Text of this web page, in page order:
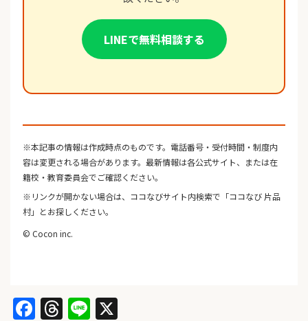
LINEで無料相談する
※本記事の情報は作成時点のものです。電話番号・受付時間・制度内
容は変更される場合があります。最新情報は各公式サイト、または在
籍校・教育委員会でご確認ください。
※リンクが開かない場合は、ココなびサイト内検索で「ココなび 片品
村」とお探しください。
© Cocon inc.
Facebook
Threads
Line